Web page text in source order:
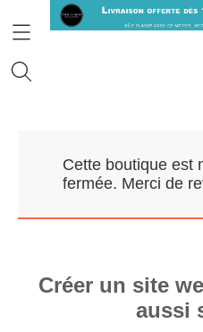
Nos
Cette boutique est
fermée. Merci de
Créer un site
aussi